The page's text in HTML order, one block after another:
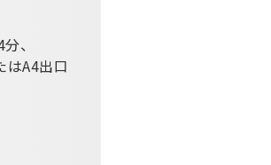
、
はA4出口